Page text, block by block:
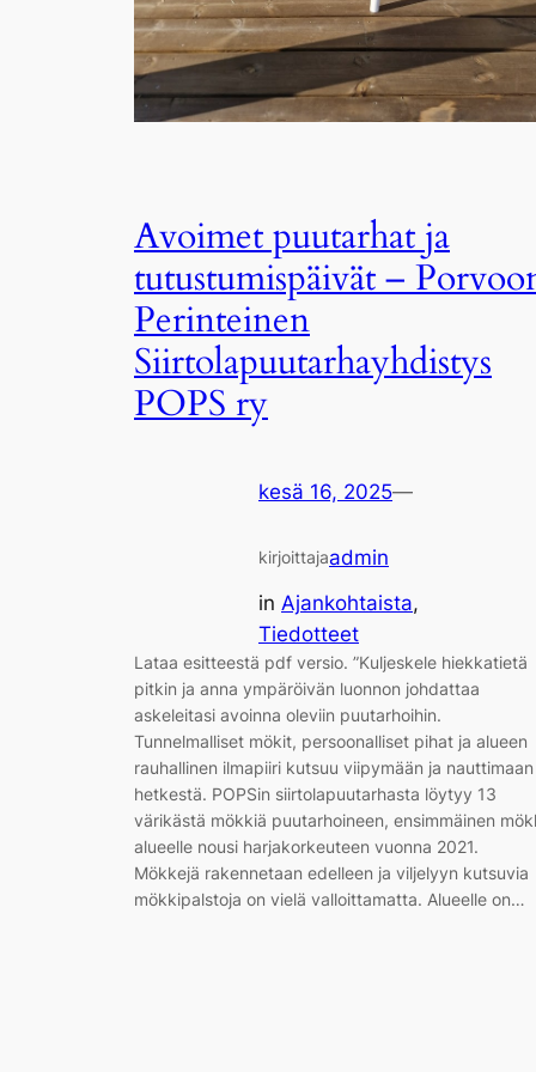
Avoimet puutarhat ja
tutustumispäivät –
Perinteinen
Siirtolapuutarhayhdistys
POPS ry
kesä 16, 2025—
kirjoittajaadmin
in Ajankohtaista
Tiedotteet
Lataa esitteestä pdf versio. ”Kuljeskele hiekkatietä
pitkin ja anna ympäröivän luonnon johdattaa
askeleitasi avoinna oleviin puutarhoihin.
Tunnelmalliset mökit, persoonalliset pihat ja alueen
rauhallinen ilmapiiri kutsuu viipymään ja nauttimaan
hetkestä. POPSin siirtolapuutarhasta löytyy 13
värikästä mökkiä puutarhoineen, ensimmäinen
alueelle nousi harjakorkeuteen vuonna 2021.
Mökkejä rakennetaan edelleen ja viljelyyn kutsuvia
mökkipalstoja on vielä valloittamatta. Alueelle on…